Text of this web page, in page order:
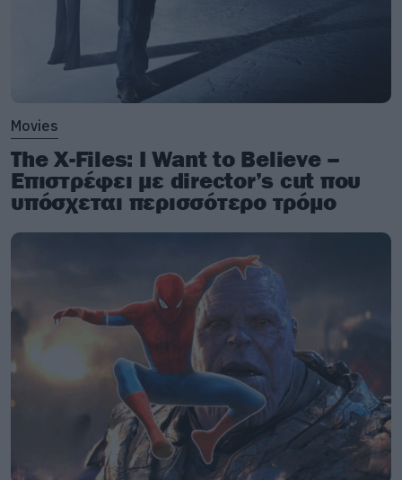
Movies
The X-Files: I Want to Believe –
Επιστρέφει με director’s cut που
υπόσχεται περισσότερο τρόμο